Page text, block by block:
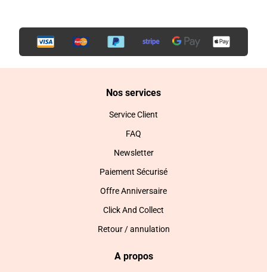
Nos services
Service Client
FAQ
Newsletter
Paiement Sécurisé
Offre Anniversaire
Click And Collect
Retour / annulation
A propos